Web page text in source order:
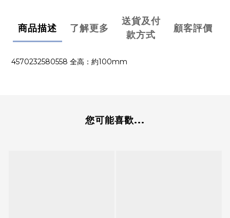
商品描述 了解更多
送貨及付
款方式
顧客評價
4570232580558 全高：約100mm
您可能喜歡...